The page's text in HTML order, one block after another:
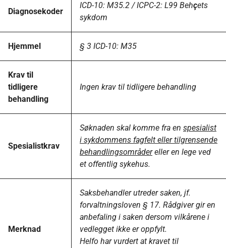
Diagnosekoder
ICD-10: M35.2 / ICPC-2: L99 Behçets
sykdom
Hjemmel § 3 ICD-10: M35
Krav til
tidligere
behandling
Ingen krav til tidligere behandling
Spesialistkrav
Søknaden skal komme fra en spesialist
i sykdommens fagfelt eller tilgrensende
behandlingsområdereller en lege ved
et offentlig sykehus.
Merknad
Saksbehandler utreder saken, jf.
forvaltningsloven § 17. Rådgiver gir en
anbefaling i saken dersom vilkårene i
vedlegget ikke er oppfylt.
Helfo har vurdert at kravet til